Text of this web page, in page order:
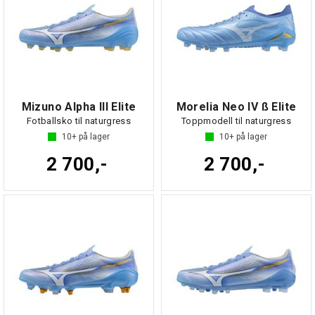
Mizuno Alpha III Elite
Fotballsko til naturgress
10+ på lager
2 700,-
Morelia Neo IV ß Elite
Toppmodell til naturgress
10+ på lager
2 700,-